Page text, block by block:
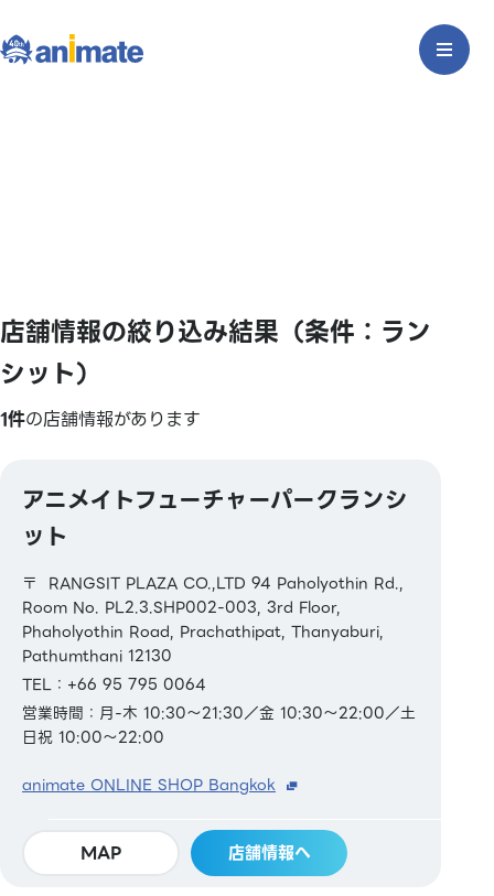
店舗情報の絞り込み結果（条件：ラン
シット）
1件の店舗情報があります
アニメイトフューチャーパークランシ
ット
〒 RANGSIT PLAZA CO.,LTD 94 Paholyothin Rd.,
Room No. PL2.3.SHP002-003, 3rd Floor,
Phaholyothin Road, Prachathipat, Thanyaburi,
Pathumthani 12130
TEL：+66 95 795 0064
営業時間：月-木 10:30～21:30／金 10:30～22:00／土
日祝 10:00～22:00
animate ONLINE SHOP Bangkok
MAP 店舗情報へ